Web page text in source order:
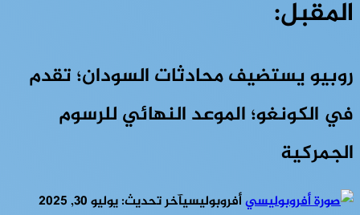
المقبل:
روبيو يستضيف محادثات السودان؛ تقدم
في الكونغو؛ الموعد النهائي للرسوم
الجمركية
أفروبوليسيآخر تحديث: يوليو 30, 2025